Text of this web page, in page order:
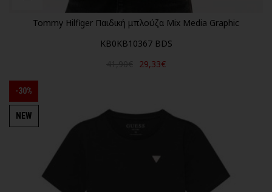
Tommy Hilfiger Παιδική μπλούζα Mix Media Graphic
KB0KB10367 BDS
29,33€
-30%
NEW